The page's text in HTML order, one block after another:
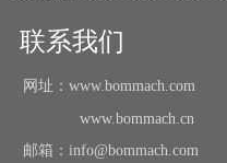
联系我们
网址：www.bommach.com
www.bommach.cn
邮箱：info@bommach.com